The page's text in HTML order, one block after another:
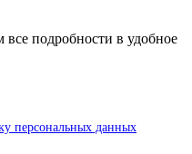
подробности в удобное
персональных данных